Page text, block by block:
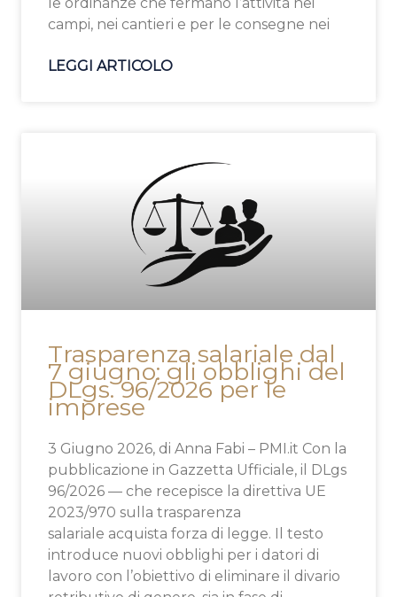
campi, nei cantieri e per le consegne nei
LEGGI ARTICOLO
Trasparenza salariale dal
7 giugno: gli obblighi del
DLgs. 96/2026 per le
imprese
3 Giugno 2026, di Anna Fabi – PMI.it Con la
pubblicazione in Gazzetta Ufficiale, il DLgs
96/2026 — che recepisce la direttiva UE
2023/970 sulla trasparenza
salariale acquista forza di legge. Il testo
introduce nuovi obblighi per i datori di
lavoro con l’obiettivo di eliminare il divario